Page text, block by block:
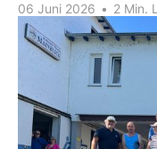
06 Juni 2026 • 2 Min.